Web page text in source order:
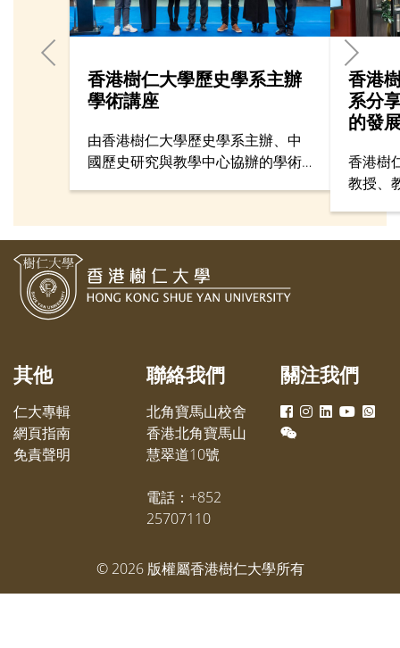
香港樹仁大學歷史學系主辦
學術講座
由香港樹仁大學歷史學系主辦、中
國歷史研究與教學中心協辦的學術
化團體逾百名師生參加。
香港
系分
的發
香港樹
教授、
享香港
其他
仁大專輯
網頁指南
免責聲明
聯絡我們
北角寶馬山校舍
香港北角寶馬山
慧翠道10號
電話：+852
25707110
關注我們
© 2026版權屬香港樹仁大學所有